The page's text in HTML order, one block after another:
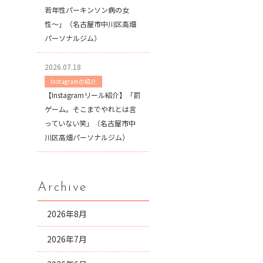
若年性パーキンソン病の女
性〜」（名古屋市中川区高畑
パーソナルジム）
2026.07.18
Instagramの紹介
【Instagramリール紹介】「罰
ゲーム。そこまでやれとは言
っていない笑」（名古屋市中
川区高畑パーソナルジム）
Archive
2026年8月
2026年7月